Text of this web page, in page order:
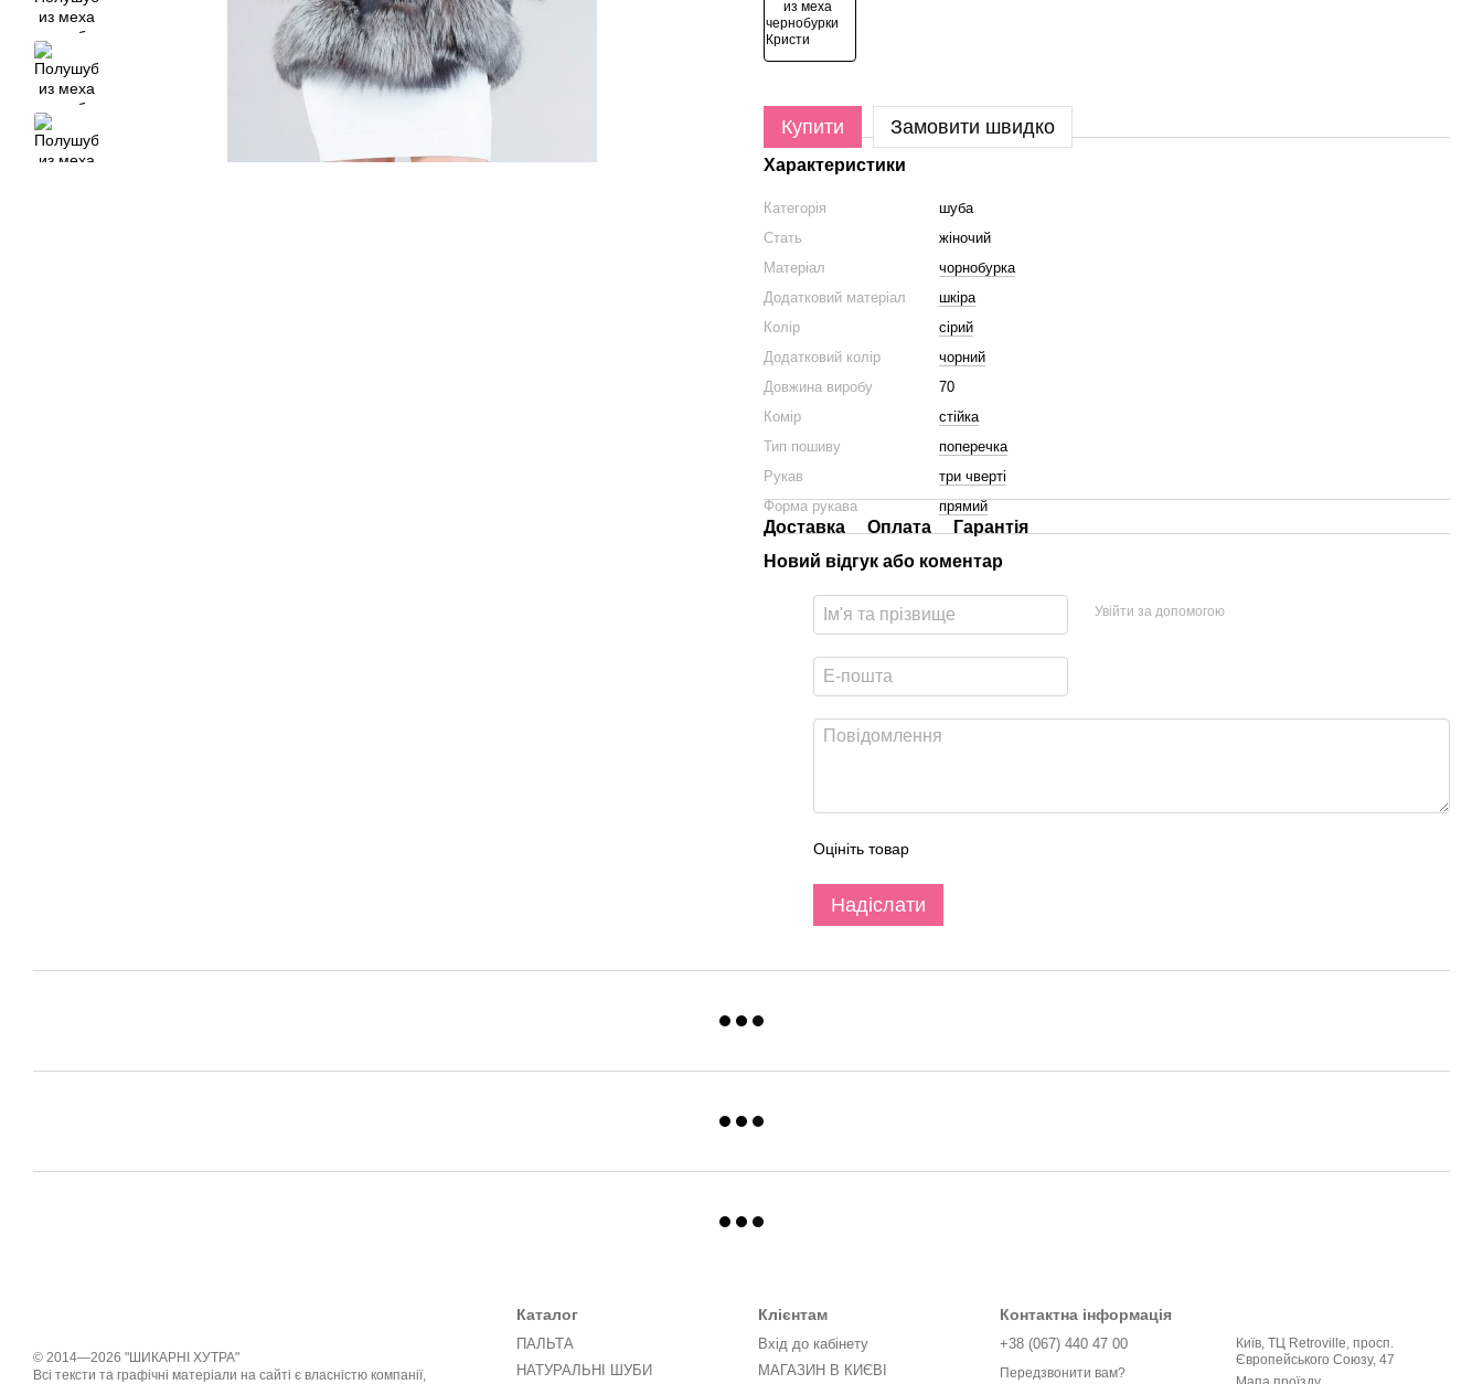
Купити Замовити швидко
Характеристики
Категорія
шуба
Стать
жіночий
Матеріал
чорнобурка
Додатковий матеріал
шкіра
Колір
сірий
Додатковий колір
чорний
Довжина виробу
70
Комір
стійка
Тип пошиву
поперечка
Рукав
три чверті
Форма рукава
прямий
Доставка Оплата
Гарантія
Новий відгук або коментар
Увійти за допомогою
Оцініть товар
Надіслати
© 2014—2026 "ШИКАРНІ ХУТРА"
Всі тексти та графічні матеріали на сайті є власністю компанії,
Каталог
ПАЛЬТА
НАТУРАЛЬНІ ШУБИ
Клієнтам
Вхід до кабінету
МАГАЗИН В КИЄВІ
Контактна інформація
+38 (067) 440 47 00
Передзвонити вам?
Київ, ТЦ Retroville, просп.
Європейського Союзу, 47